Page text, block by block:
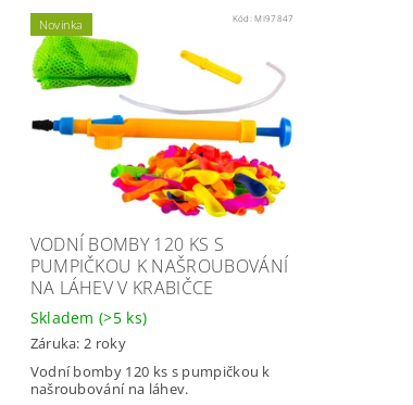
Novinka Kód:MI97847
VODNÍ BOMBY 120 KS S
PUMPIČKOU K NAŠROUBOVÁNÍ
NA LÁHEV V KRABIČCE
Skladem(>5 ks)
Záruka: 2 roky
Vodní bomby 120 ks s pumpičkou k
našroubování na láhev.